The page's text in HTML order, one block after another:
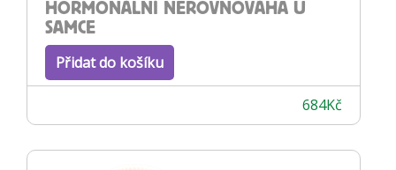
HORMONÁLNÍ NEROVNOVÁHA U
SAMCE
Přidat do košíku
684Kč